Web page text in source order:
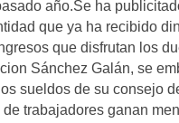
año.Se ha
que ya ha recibido
que disfrutan los
Sánchez Galán, se
sueldos de su consejo
trabajadores ganan